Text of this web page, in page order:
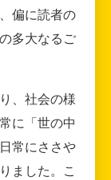
偏に読者の
多大なるご
、社会の様
に「世の中
常にささや
ました。こ